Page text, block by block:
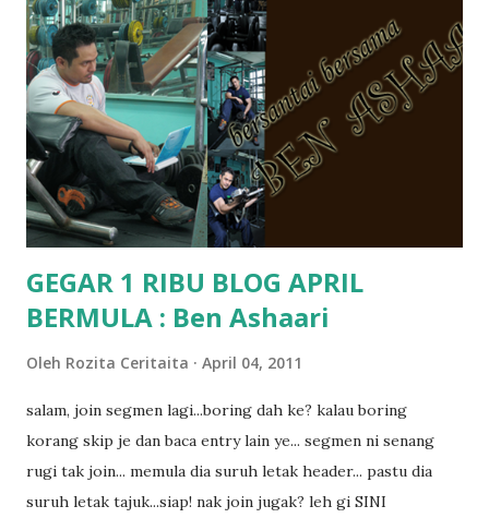
jugak masa alahai teruknya kami sebagai ibubapa.. dan kami
terasa jugak semakin teruk bila abg long dah masuk 2 tahun
kat salah satu tadika swasta ni.. tapi nampaknya kenal huruf
pun tak tau.. pengsan aku bila ingat balik.. aku mula fikir
mungkin sebab abg long sendiri jenis budak yang ada
masalah dyslexia.. tapi minor la.. nanti la aku cerita pasal
dyslexia tu.. lepas tu kami buat keputusan pu...
GEGAR 1 RIBU BLOG APRIL
BERMULA : Ben Ashaari
Oleh Rozita Ceritaita April 04, 2011
salam, join segmen lagi...boring dah ke? kalau boring
korang skip je dan baca entry lain ye... segmen ni senang
rugi tak join... memula dia suruh letak header... pastu dia
suruh letak tajuk...siap! nak join jugak? leh gi SINI